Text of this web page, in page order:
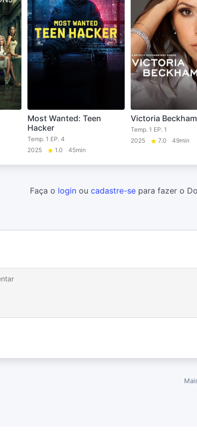
Most Wanted: Teen
Hacker
Temp. 1 EP. 4
2025
1.0 45min
Victoria Beckham
Temp. 1 EP. 1
2025
7.0 49min
Faça o login ou cadastre-se para fazer o